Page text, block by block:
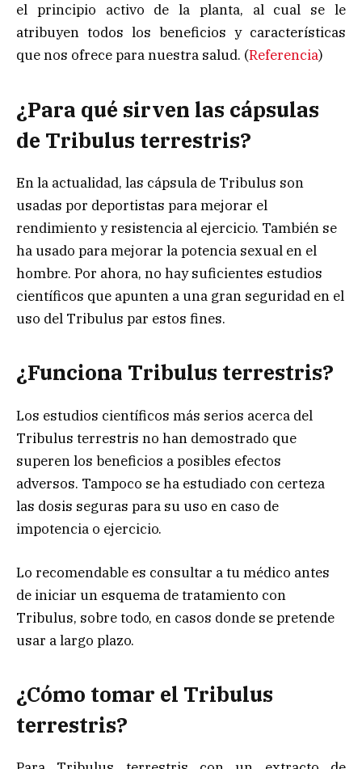
el principio activo de la planta, al cual se le
atribuyen todos los beneficios y características
que nos ofrece para nuestra salud. (Referencia)
¿Para qué sirven las cápsulas
de Tribulus terrestris?
En la actualidad, las cápsula de Tribulus son
usadas por deportistas para mejorar el
rendimiento y resistencia al ejercicio. También se
ha usado para mejorar la potencia sexual en el
hombre. Por ahora, no hay suficientes estudios
científicos que apunten a una gran seguridad en el
uso del Tribulus par estos fines.
¿Funciona Tribulus terrestris?
Los estudios científicos más serios acerca del
Tribulus terrestris no han demostrado que
superen los beneficios a posibles efectos
adversos. Tampoco se ha estudiado con certeza
las dosis seguras para su uso en caso de
impotencia o ejercicio.
Lo recomendable es consultar a tu médico antes
de iniciar un esquema de tratamiento con
Tribulus, sobre todo, en casos donde se pretende
usar a largo plazo.
¿Cómo tomar el Tribulus
terrestris?